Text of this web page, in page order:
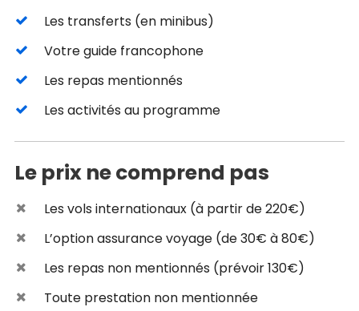
Les transferts (en minibus)
Votre guide francophone
Les repas mentionnés
Les activités au programme
Le prix ne comprend pas
Les vols internationaux (à partir de 220€)
L’option assurance voyage (de 30€ à 80€)
Les repas non mentionnés (prévoir 130€)
Toute prestation non mentionnée